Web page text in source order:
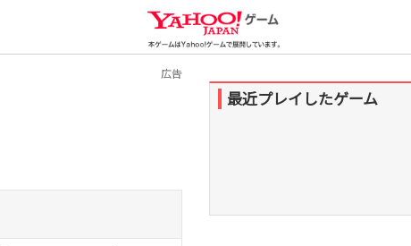
広告
最近プレイしたゲーム